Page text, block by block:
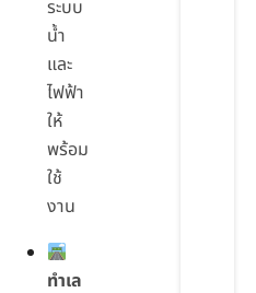
ระบบ
น้ำ
และ
ไฟฟ้า
ให้
พร้อม
ใช้
งาน
ทำเล